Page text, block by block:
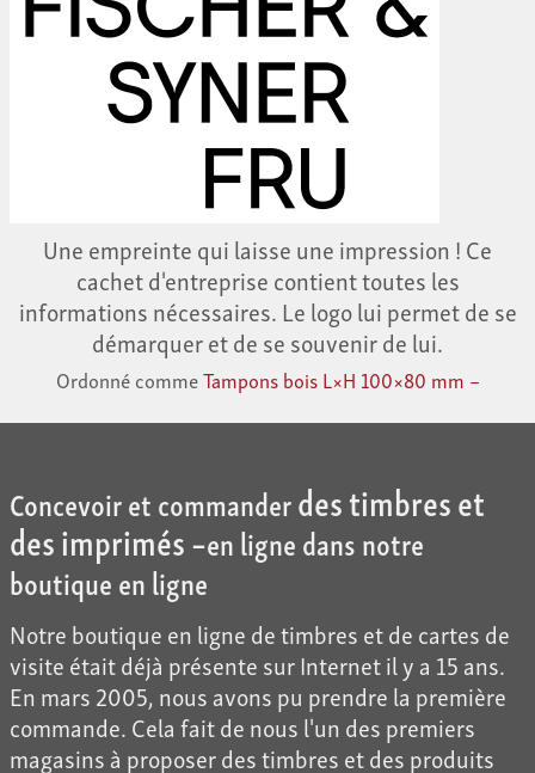
Une empreinte qui laisse une impression ! Ce
cachet d'entreprise contient toutes les
informations nécessaires. Le logo lui permet de se
démarquer et de se souvenir de lui.
Ordonné commeTampons bois L×H 100×80 mm –
Concevoir et commanderdes timbres et
des imprimés –en ligne dans notre
boutique en ligne
Notre boutique en ligne de timbres et de cartes de
visite était déjà présente sur Internet il y a 15 ans.
En mars 2005, nous avons pu prendre la première
commande. Cela fait de nous l'un des premiers
magasins à proposer des timbres et des produits